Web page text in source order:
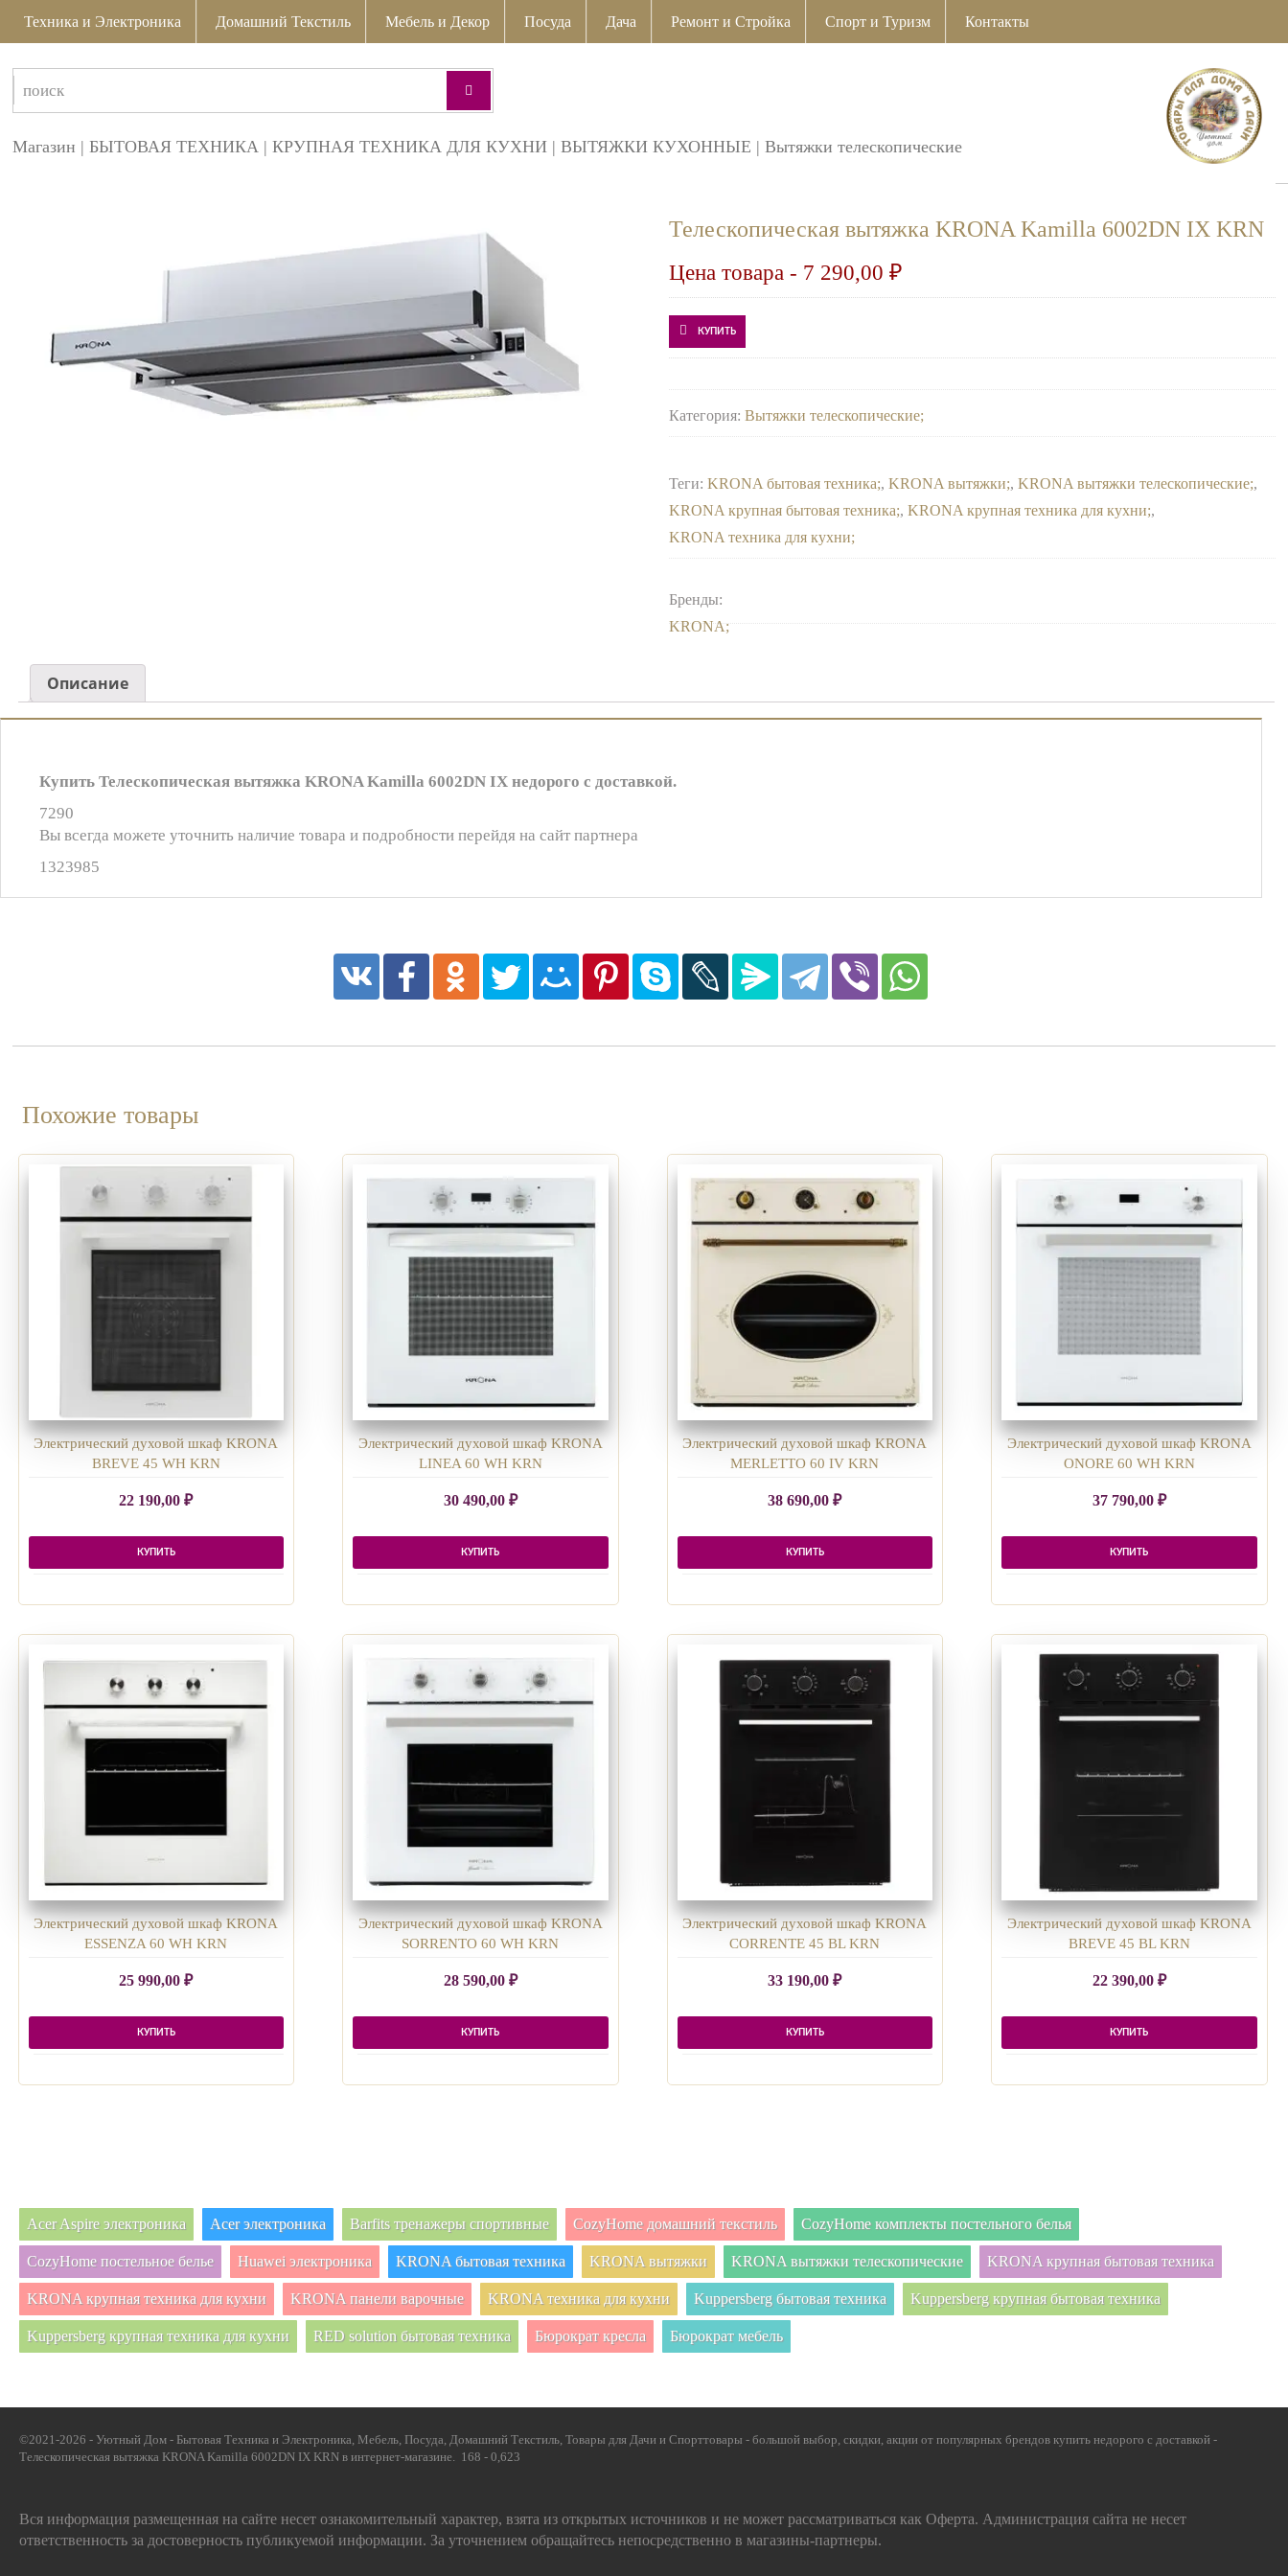
Техника и Электроника Домашний Текстиль Мебель и Декор Посуда Дача Ремонт и Стройка Спорт и Туризм Контакты
Магазин |БЫТОВАЯ ТЕХНИКА |КРУПНАЯ ТЕХНИКА ДЛЯ КУХНИ |ВЫТЯЖКИ КУХОННЫЕ |Вытяжки телескопические
Телескопическая вытяжка KRONA Kamilla 6002DN IX KRN
Цена товара - 7 290,00₽
КУПИТЬ
Категория:Вытяжки телескопические
Теги:KRONA бытовая техника ,KRONA вытяжки ,KRONA вытяжки телескопические ,
KRONA крупная бытовая техника ,KRONA крупная техника для кухни ,
KRONA техника для кухни
Бренды:
KRONA
Описание
Купить Телескопическая вытяжка KRONA Kamilla 6002DN IX недорого с доставкой.
7290
Вы всегда можете уточнить наличие товара и подробности перейдя на сайт партнера
1323985
Похожие товары
Электрический духовой шкаф KRONA
BREVE 45 WH KRN
22 190,00₽
КУПИТЬ
Электрический духовой шкаф KRONA
LINEA 60 WH KRN
30 490,00 ₽
КУПИТЬ
Электрический духовой шкаф KRONA
MERLETTO 60 IV KRN
38 690,00₽
КУПИТЬ
Электрический духовой шкаф KRONA
ONORE 60 WH KRN
37 790,00 ₽
КУПИТЬ
Электрический духовой шкаф KRONA
ESSENZA 60 WH KRN
25 990,00₽
КУПИТЬ
Электрический духовой шкаф KRONA
SORRENTO 60 WH KRN
28 590,00 ₽
КУПИТЬ
Электрический духовой шкаф KRONA
CORRENTE 45 BL KRN
33 190,00₽
КУПИТЬ
Электрический духовой шкаф KRONA
BREVE 45 BL KRN
22 390,00 ₽
КУПИТЬ
Acer Aspire электроника Acer электроника Barfits тренажеры спортивные CozyHome домашний текстиль CozyHome комплекты постельного белья
CozyHome постельное белье Huawei электроника KRONA бытовая техника KRONA вытяжки KRONA вытяжки телескопические KRONA крупная бытовая техника
KRONA крупная техника для кухни KRONA панели варочные KRONA техника для кухни Kuppersberg бытовая техника Kuppersberg крупная бытовая техника
Kuppersberg крупная техника для кухни RED solution бытовая техника Бюрократ кресла Бюрократ мебель
©2021-2026 - Уютный Дом - Бытовая Техника и Электроника, Мебель, Посуда, Домашний Текстиль, Товары для Дачи и Спорттовары - большой выбор, скидки, акции от популярных брендов купить недорого с доставкой -
Телескопическая вытяжка KRONA Kamilla 6002DN IX KRN в интернет-магазине. 168 - 0,623
Вся информация размещенная на сайте несет ознакомительный характер, взята из открытых источников и не может рассматриваться как Оферта. Администрация сайта не несет
ответственность за достоверность публикуемой информации. За уточнением обращайтесь непосредственно в магазины-партнеры.